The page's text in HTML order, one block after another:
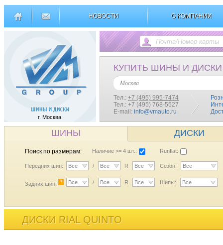
НОВОСТИ О КОМПАНИИ
г. Москва
КУПИТЬ ШИНЫ И ДИСКИ
Москва
Тел.: +7 (495) 995-7474
Тел.: +7 (495) 768-5527
E-mail: info@vmauto.ru
ШИНЫ ДИСКИ
Поиск по размерам: Наличие >= 4 шт.: Runflat:
Передних шин: Все / Все R Все Сезон: Все
Задних шин: ? Все / Все R Все Шипы: Все
ДИСКИ RIAL QUINTO